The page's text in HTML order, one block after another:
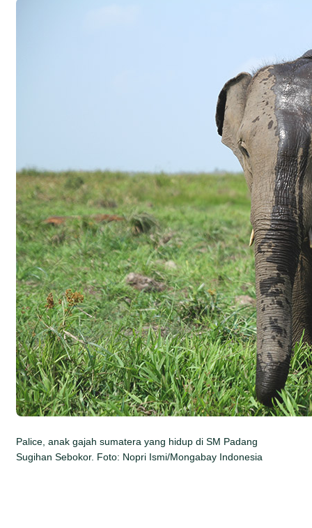
Palice, anak gajah sumatera yang hidup di SM Padang
Sugihan Sebokor. Foto: Nopri Ismi/Mongabay Indonesia